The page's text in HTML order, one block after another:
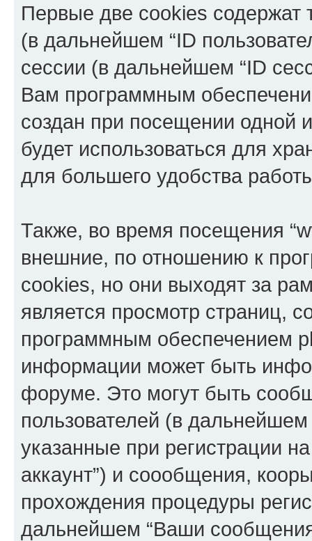
Первые две cookies содержат
(в дальнейшем “ID
сессии (в дальнейшем “ID
Вам программным
создан при посещении одной
будет использоваться для
для большего удобства
Также, во время посещения
внешние, по отношению к
cookies, но они выходят за
является просмотр страниц,
программным обеспечением
информации может быть
форуме. Это могут быть
пользователей (в
указанные при регистрации
аккаунт”) и соообщения,
прохождения процедуры
дальнейшем “Ваши